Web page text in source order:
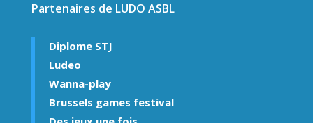
Partenaires de LUDO ASBL
Diplome STJ
Ludeo
Wanna-play
Brussels games festival